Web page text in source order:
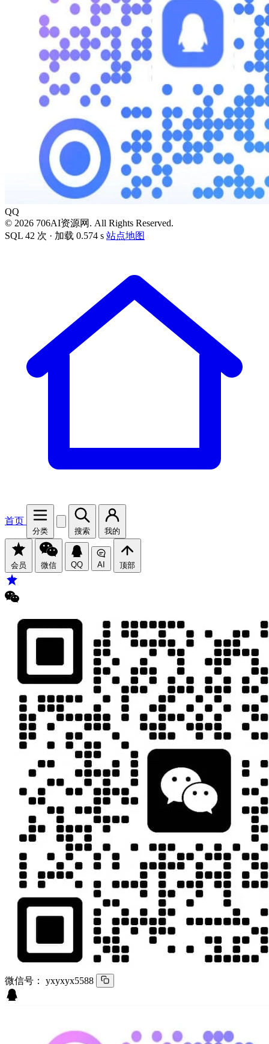
QQ
© 2026 706AI资源网. All Rights Reserved.
SQL 42 次 · 加载 0.574 s 站点地图
首页
分类 搜索 我的
会员 微信 QQ AI 顶部
微信号： yxyxyx5588